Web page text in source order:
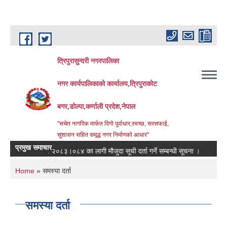
Skip to main content
त्रिपुरासुन्दरी नगरपालिका
नगर कार्यपालिकाको कार्यालय,त्रिपुराकोट
बगर,डोल्पा,कर्णाली प्रदेश,नेपाल
"सचेत नागरिक मार्फत दिगो पुर्वाधार,स्वच्छ, सरसफाई,
सुशासन सहित समृद्ध नगर निर्माणको आधार"
प्रमुख समाचार
आ.ब. २०८३।०८४ का लागी मौजुदा सूची दर्ता गर्ने सम्बन्धी सूचना ।
You are here
Home » समस्या दर्ता
समस्या दर्ता